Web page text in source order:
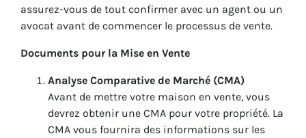
assurez-vous de tout confirmer avec un agent ou un
avocat avant de commencer le processus de vente.
Documents pour la Mise en Vente
Analyse Comparative de Marché (CMA)
Avant de mettre votre maison en vente, vous
devrez obtenir une CMA pour votre propriété. La
CMA vous fournira des informations sur les